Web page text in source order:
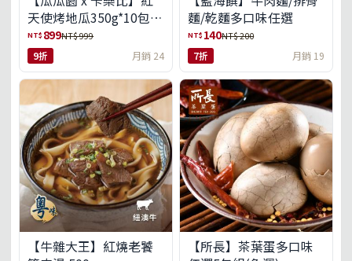
天使烤地瓜350g*10包
(免運組)
NT$ 899NT$ 999
9折 月銷 24
麵/乾麵多口味任選
NT$ 140NT$ 200
7折 月銷 19
【牛雜大王】紅燒老饕
【所長】茶葉蛋多口味